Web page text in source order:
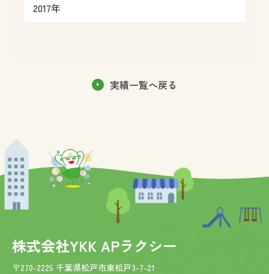
2017年
実績一覧へ戻る
株式会社YKK APラクシー
〒270-2225 千葉県松戸市東松戸3-7-21